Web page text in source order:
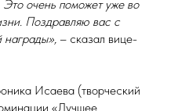
очень поможет уже во
Поздравляю вас с
– сказал вице-
Исаева (творческий
«Лучшее